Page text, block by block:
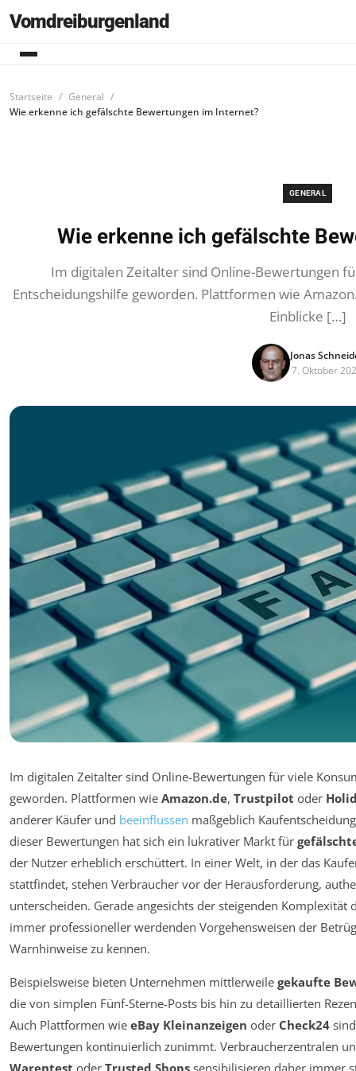
Vomdreiburgenland
Startseite
General
Wie erkenne ich gefälschte Bewertungen im Internet?
GENERAL
Wie erkenne ich gefälschte
Im digitalen Zeitalter sind Online-Bewertungen
Entscheidungshilfe geworden. Plattformen wie
Einblicke […]
Jonas
7. Oktober
Im digitalen Zeitalter sind Online-Bewertungen für viele
geworden. Plattformen wie Amazon.de, Trustpilot oder
anderer Käufer und beeinflussen maßgeblich
dieser Bewertungen hat sich ein lukrativer Markt für
der Nutzer erheblich erschüttert. In einer Welt, in der das
stattfindet, stehen Verbraucher vor der Herausforderung,
unterscheiden. Gerade angesichts der steigenden
immer professioneller werdenden Vorgehensweisen der
Warnhinweise zu kennen.
Beispielsweise bieten Unternehmen mittlerweile gekaufte
die von simplen Fünf-Sterne-Posts bis hin zu detaillierten
Auch Plattformen wie eBay Kleinanzeigen oder Check24
Bewertungen kontinuierlich zunimmt. Verbraucherzentralen
Warentest oder Trusted Shops sensibilisieren daher immer